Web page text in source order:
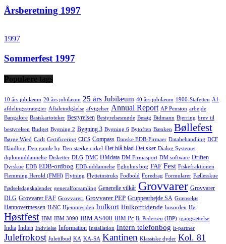
Årsberetning 1997
1997
Sommerfest 1997
Populære tags
10 års jubilæum 20 års jubilæum 25 års Jubilæum 40 års jubilæum 1900-Stafetten A1
afdelingsstrategier Aftaleindgåelse afvigelser Annual Report AP Pension arbejde
Bangalore Basiskartoteker Bestyrelsen Bestyrelsesmøde Besøg Bidmann Bjerring brev til
bestyrelsen Budget Bygning 2 Bygning 3 Bygning 6 Bytoften Bænken Bøllefest
Børge Wied Carlt Certificering CICS Compass Danske EDB-Firmaer Databehandling DCF
Håndbog Den gamle by Den stærke cirkel Det blå blad Det sker Dialog Systemet
diplomuddannelse Disketter DLG DMC DMdata DM Firmasport DM software Driften
Dyrskue EDB EDB-ordbog EDB-uddannelse Egholms bog FAF Fest Fiskefraktionen
Flemming Herold (FMH) Flytning Flytteinstruks Fodbold Foredrag Formularer Fællesskue
Fødselsdagskalender generalforsamling Generelle vilkår Grovvarer Grovvarer
DLG Grovvarer FAF Grovvareri Grovvarer PEP Gruppearbejde SA Grænseløs
Hannovermessen HiNC Hjemmesiden hulkort Hulkorttidende husorden Hø
Høstfest IBM IBM 3090 IBM AS400 IBM Pc Ib Pedersen (IBP) igangsættelse
India Indien Indvielse Information Installation Intern telefonbog it-partner
Julefrokost Juletilbud KA KA-SA Kantinen Klassiske dyder Kol. 81